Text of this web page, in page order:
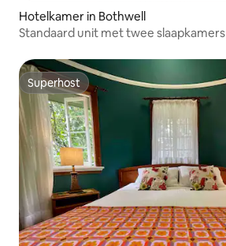
Hotelkamer in Bothwell
Standaard unit met twee slaapkamers
Superhost
Superhost